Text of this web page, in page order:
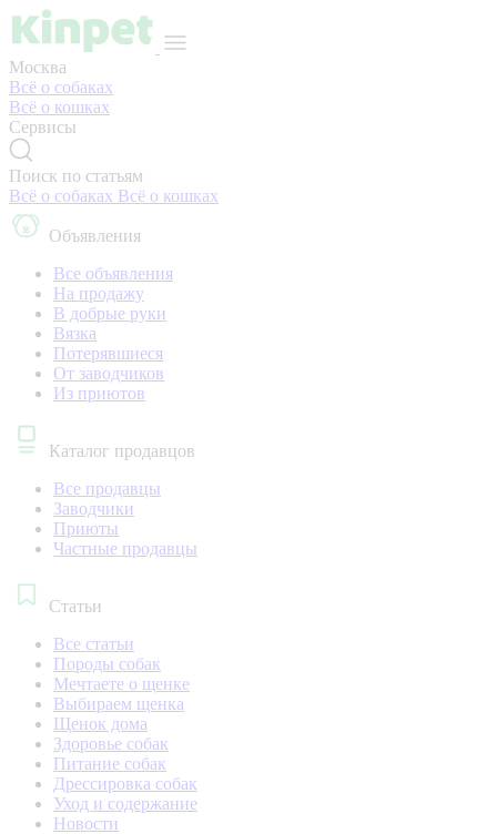
Москва
Всё о собаках
Всё о кошках
Сервисы
Поиск по статьям
Всё о собаках Всё о кошках
Объявления
Все объявления
На продажу
В добрые руки
Вязка
Потерявшиеся
От заводчиков
Из приютов
Каталог продавцов
Все продавцы
Заводчики
Приюты
Частные продавцы
Статьи
Все статьи
Породы собак
Мечтаете о щенке
Выбираем щенка
Щенок дома
Здоровье собак
Питание собак
Дрессировка собак
Уход и содержание
Новости